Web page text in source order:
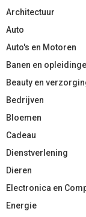
Architectuur
Auto
Auto's en Motoren
Banen en
Beauty en
Bedrijven
Bloemen
Cadeau
Dienstverlening
Dieren
Electronica en
Energie